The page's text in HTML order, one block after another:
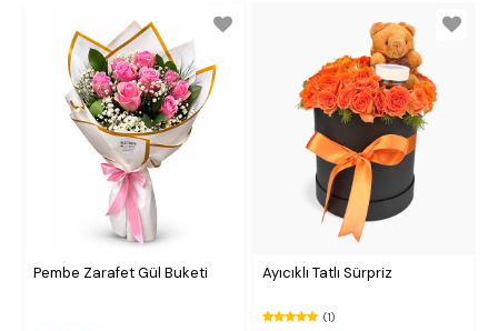
Pembe Zarafet Gül Buketi Ayıcıklı Tatlı Sürpriz
(1)